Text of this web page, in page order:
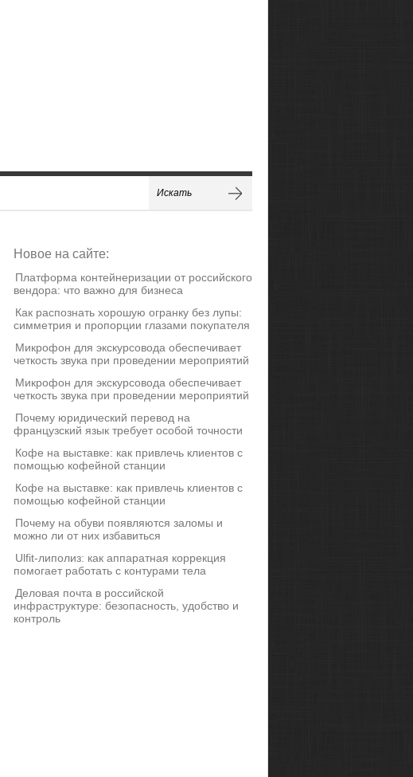
Новое на сайте:
Платформа контейнеризации от российского
вендора: что важно для бизнеса
Как распознать хорошую огранку без лупы:
симметрия и пропорции глазами покупателя
Микрофон для экскурсовода обеспечивает
четкость звука при проведении мероприятий
Микрофон для экскурсовода обеспечивает
четкость звука при проведении мероприятий
Почему юридический перевод на
французский язык требует особой точности
Кофе на выставке: как привлечь клиентов с
помощью кофейной станции
Кофе на выставке: как привлечь клиентов с
помощью кофейной станции
Почему на обуви появляются заломы и
можно ли от них избавиться
Ulfit-липолиз: как аппаратная коррекция
помогает работать с контурами тела
Деловая почта в российской
инфраструктуре: безопасность, удобство и
контроль